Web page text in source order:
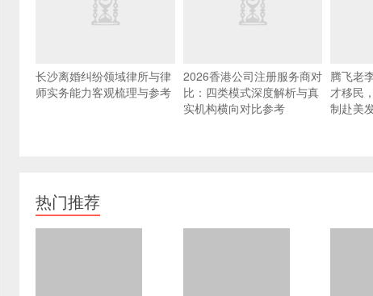
长沙离婚纠纷领域律所与律
师实务能力客观梳理与参考
2026香港公司注册服务商对
比：四类模式深度解析与真
实机构横向对比参考
腾飞老
才移民
制赴美
热门推荐